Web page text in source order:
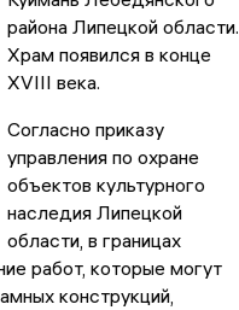
района Липецкой области.
Храм появился в конце
XVIII века.
Согласно приказу
управления по охране
объектов культурного
наследия Липецкой
области, в границах
работ, которые могут
конструкций,